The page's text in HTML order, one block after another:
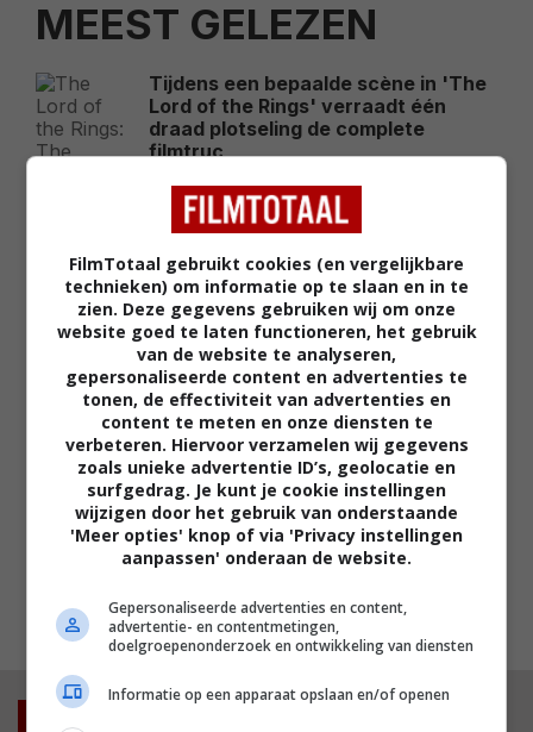
MEEST GELEZEN
Tijdens een bepaalde scène in 'The
Lord of the Rings' verraadt één
draad plotseling de complete
filmtruc
FEATURED
Zelfs de grote finale van 'The Lord
fouten die bijna niemand tijdens het
kijken ziet
FEATURED
Niet Tom Holland of Matt Damon
maar deze acteur is onverwacht de
kassamagneet van 2026
FEATURED
Leonardo DiCaprio noemt de grote
filmrol die hij 30 jaar later nog altijd
betreurt
FEATURED
MEEST GELEZEN
FilmTotaal gebruikt cookies (en vergelijkbare
technieken) om informatie op te slaan en in te
zien. Deze gegevens gebruiken wij om onze
website goed te laten functioneren, het gebruik
van de website te analyseren,
gepersonaliseerde content en advertenties te
tonen, de effectiviteit van advertenties en
content te meten en onze diensten te
verbeteren. Hiervoor verzamelen wij gegevens
zoals unieke advertentie ID’s, geolocatie en
surfgedrag. Je kunt je cookie instellingen
wijzigen door het gebruik van onderstaande
'Meer opties' knop of via 'Privacy instellingen
aanpassen' onderaan de website.
Gepersonaliseerde advertenties en content,
advertentie- en contentmetingen,
doelgroepenonderzoek en ontwikkeling van diensten
Informatie op een apparaat opslaan en/of openen